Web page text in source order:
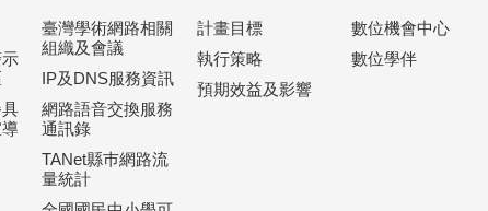
臺灣學術網路相關
組織及會議
IP及DNS服務資訊
網路語音交換服務
通訊錄
TANet縣巿網路流
量統計
計畫目標
執行策略
預期效益及影響
數位機會中心
數位學伴